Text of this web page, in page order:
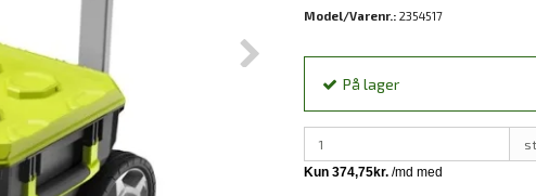
Model/Varenr.: 2354517
På lager